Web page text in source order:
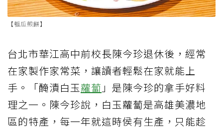
【瓠瓜煎餅】
台北市華江高中前校長陳今珍退休後，經常
在家製作家常菜，讓讀者輕鬆在家就能上
手。「醃漬白玉蘿蔔 」是陳今珍的拿手好料
理之一。陳今珍說，白玉蘿蔔是高雄美濃地
區的特產，每一年就這時侯有生產，只能趁